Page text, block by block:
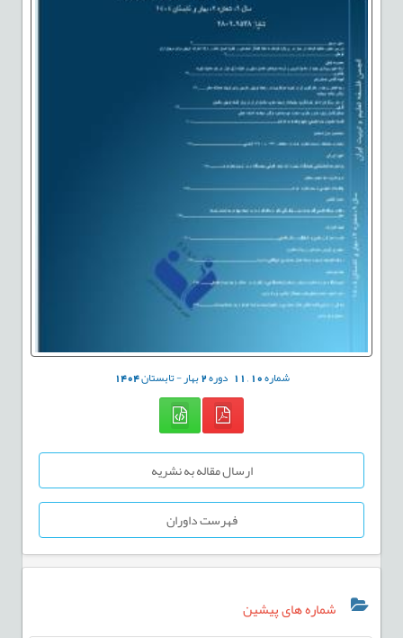
شماره10
,
11 دوره2بهار - تابستان1404
ارسال مقاله به نشریه
فهرست داوران
شماره های پیشین